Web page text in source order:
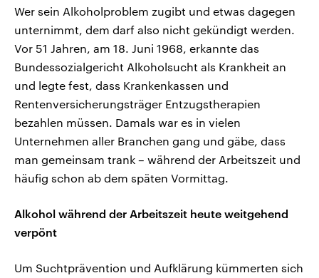
Wer sein Alkoholproblem zugibt und etwas dagegen
unternimmt, dem darf also nicht gekündigt werden.
Vor 51 Jahren, am 18. Juni 1968, erkannte das
Bundessozialgericht Alkoholsucht als Krankheit an
und legte fest, dass Krankenkassen und
Rentenversicherungsträger Entzugstherapien
bezahlen müssen. Damals war es in vielen
Unternehmen aller Branchen gang und gäbe, dass
man gemeinsam trank – während der Arbeitszeit und
häufig schon ab dem späten Vormittag.
Alkohol während der Arbeitszeit heute weitgehend
verpönt
Um Suchtprävention und Aufklärung kümmerten sich